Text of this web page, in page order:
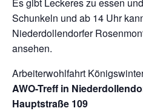
Schunkeln und ab 14 Uhr
Niederdollendorfer
ansehen.
Arbeiterwohlfahrt
AWO-Treff in
Hauptstraße 109